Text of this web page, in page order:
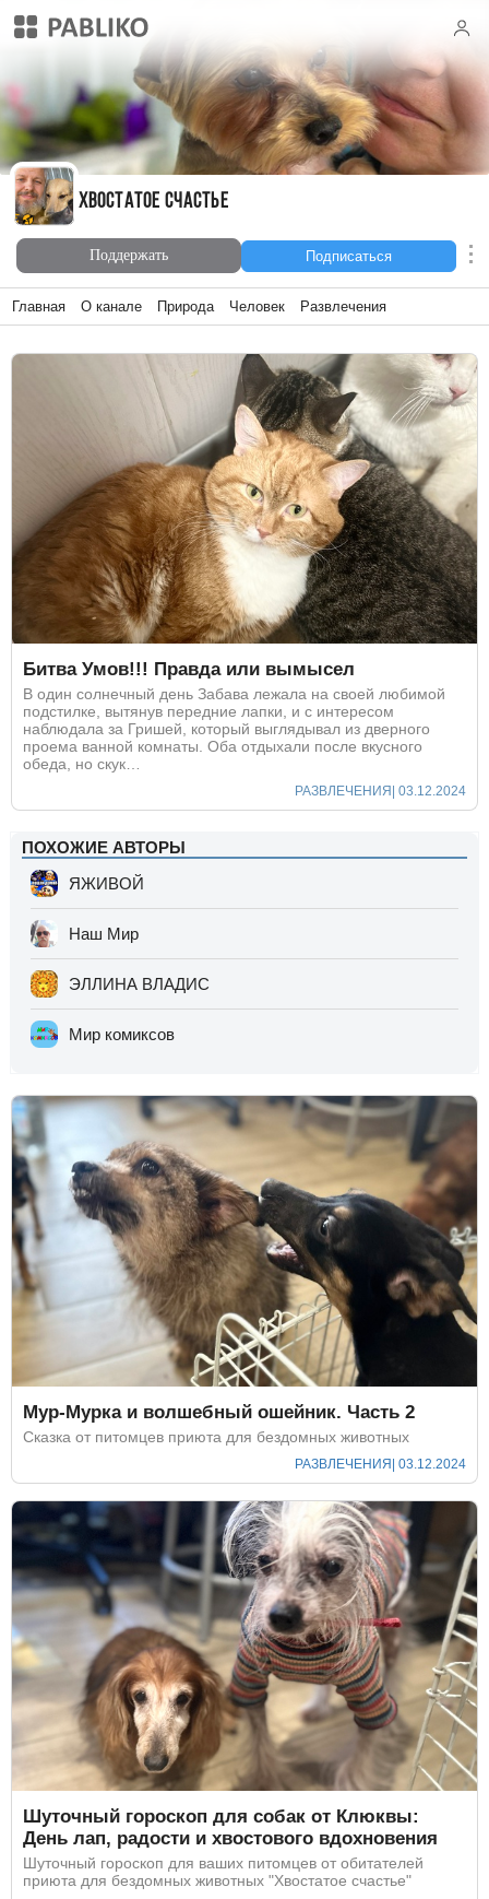
ХВОСТАТОЕ СЧАСТЬЕ
ХВОСТАТОЕ СЧАСТЬЕ
Поддержать Подписаться
Главная О канале Природа Человек Развлечения
Битва Умов!!! Правда или вымысел
В один солнечный день Забава лежала на своей любимой
подстилке, вытянув передние лапки, и с интересом
наблюдала за Гришей, который выглядывал из дверного
проема ванной комнаты. Оба отдыхали после вкусного
обеда, но скук…
РАЗВЛЕЧЕНИЯ | 03.12.2024
ПОХОЖИЕ АВТОРЫ
ЯЖИВОЙ
Наш Мир
ЭЛЛИНА ВЛАДИС
Мир комиксов
Мур-Мурка и волшебный ошейник. Часть 2
Сказка от питомцев приюта для бездомных животных
РАЗВЛЕЧЕНИЯ| 03.12.2024
Шуточный гороскоп для собак от Клюквы:
День лап, радости и хвостового вдохновения
Шуточный гороскоп для ваших питомцев от обитателей
приюта для бездомных животных "Хвостатое счастье"